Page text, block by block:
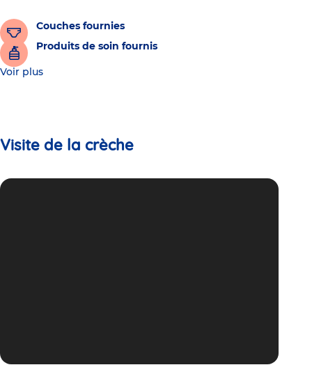
Couches fournies
Produits de soin fournis
Voir plus
Visite de la crèche